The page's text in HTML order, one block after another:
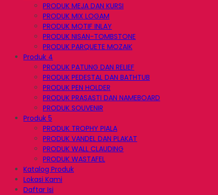
PRODUK MEJA DAN KURSI
PRODUK MIX LOGAM
PRODUK MOTIF INLAY
PRODUK NISAN-TOMBSTONE
PRODUK PARQUETE MOZAIK
Produk 4
PRODUK PATUNG DAN RELIEF
PRODUK PEDESTAL DAN BATHTUB
PRODUK PEN HOLDER
PRODUK PRASASTI DAN NAMEBOARD
PRODUK SOUVENIR
Produk 5
PRODUK TROPHY PIALA
PRODUK VANDEL DAN PLAKAT
PRODUK WALL CLAUDING
PRODUK WASTAFEL
Katalog Produk
Lokasi Kami
Daftar Isi